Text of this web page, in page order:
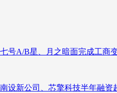
号A/B星、月之暗面完成工商
设新公司、芯擎科技半年融资